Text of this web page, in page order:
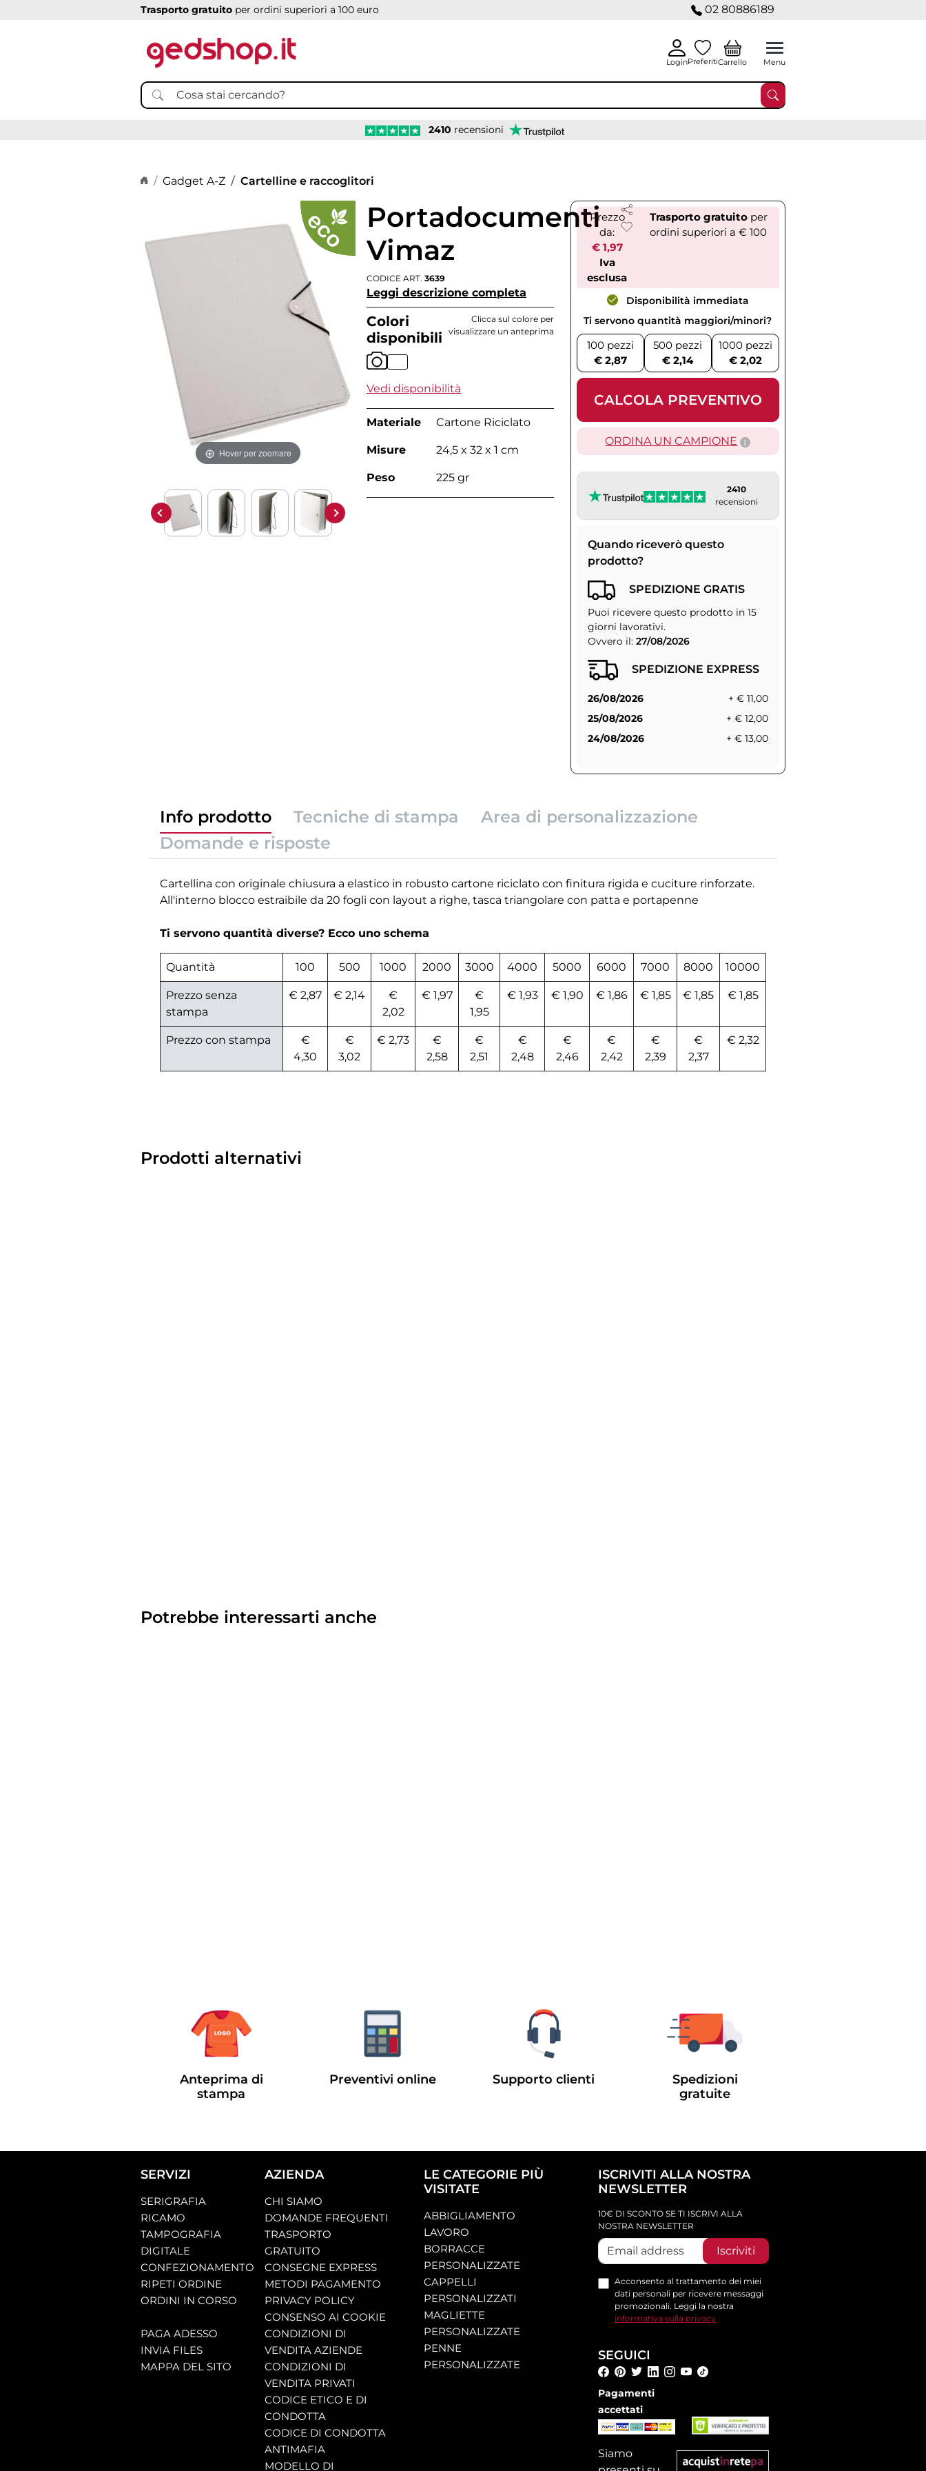
Trasporto gratuito per ordini superiori a 100 euro 02 80886189
LoginPreferitiCarrello Menu
2410 recensioni
Home page
Gadget A-Z Cartelline e raccoglitori
Hover per zoomare
Portadocumenti
Vimaz
CODICE ART. 3639
Leggi descrizione completa
Colori
disponibili
Clicca sul colore per
visualizzare un anteprima
Vedi disponibilità
Materiale Cartone Riciclato
Misure 24,5 x 32 x 1 cm
Peso 225 gr
Prezzo
da:
€ 1,97
Iva
esclusa
Trasporto gratuitoper
ordini superiori a € 100
Disponibilità immediata
Ti servono quantità maggiori/minori?
100 pezzi
€ 2,87
500 pezzi
€ 2,14
1000 pezzi
€ 2,02
CALCOLA PREVENTIVO
ORDINA UN CAMPIONE
2410
recensioni
Quando riceverò questo
prodotto?
SPEDIZIONE GRATIS
Puoi ricevere questo prodotto in 15
giorni lavorativi.
Ovvero il: 27/08/2026
SPEDIZIONE EXPRESS
26/08/2026
+ € 11,00
25/08/2026
+ € 12,00
24/08/2026
+ € 13,00
Info prodotto Tecniche di stampa
Area di personalizzazione
Domande e risposte
Cartellina con originale chiusura a elastico in robusto cartone riciclato con finitura rigida e cuciture rinforzate.
All'interno blocco estraibile da 20 fogli con layout a righe, tasca triangolare con patta e portapenne
Ti servono quantità diverse? Ecco uno schema
Quantità 100 500 1000 2000 3000 4000 5000 6000 7000 8000 10000
Prezzo senza
stampa
€ 2,87 € 2,14
€
2,02
€ 1,97
€
1,95
€ 1,93 € 1,90 € 1,86 € 1,85 € 1,85 € 1,85
Prezzo con stampa
€
4,30
€
3,02
€ 2,73
€
2,58
€
2,51
€
2,48
€
2,46
€
2,42
€
2,39
€
2,37
€ 2,32
Prodotti alternativi
Potrebbe interessarti anche
Anteprima di
stampa
Preventivi online Supporto clienti
Spedizioni
gratuite
SERVIZI
SERIGRAFIA
RICAMO
TAMPOGRAFIA
DIGITALE
CONFEZIONAMENTO
RIPETI ORDINE
ORDINI IN CORSO
PAGA ADESSO
INVIA FILES
MAPPA DEL SITO
AZIENDA
CHI SIAMO
DOMANDE FREQUENTI
TRASPORTO
GRATUITO
CONSEGNE EXPRESS
METODI PAGAMENTO
PRIVACY POLICY
CONSENSO AI COOKIE
CONDIZIONI DI
VENDITA AZIENDE
CONDIZIONI DI
VENDITA PRIVATI
CODICE ETICO E DI
CONDOTTA
CODICE DI CONDOTTA
ANTIMAFIA
MODELLO DI
LE CATEGORIE PIÙ
VISITATE
ABBIGLIAMENTO
LAVORO
BORRACCE
PERSONALIZZATE
CAPPELLI
PERSONALIZZATI
MAGLIETTE
PERSONALIZZATE
PENNE
PERSONALIZZATE
ISCRIVITI ALLA NOSTRA
NEWSLETTER
10€ DI SCONTO SE TI ISCRIVI ALLA
NOSTRA NEWSLETTER
Iscriviti
Acconsento al trattamento dei miei
dati personali per ricevere messaggi
promozionali. Leggi la nostra
informativa sulla privacy
SEGUICI
Pagamenti
accettati
Siamo